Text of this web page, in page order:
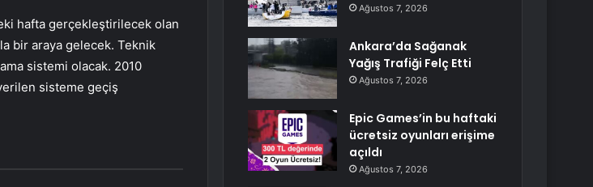
hafta gerçekleştirilecek olan
bir araya gelecek. Teknik
sistemi olacak. 2010
sisteme geçiş
Ağustos 7, 2026
Ankara’da Sağanak
Yağış Trafiği Felç Etti
Ağustos 7, 2026
Epic Games’in bu haftaki
ücretsiz oyunları erişime
açıldı
Ağustos 7, 2026